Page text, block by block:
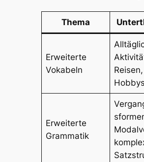
Thema
Erweiterte
Vokabeln
Reisen,
Hobbys
Erweiterte
Grammatik